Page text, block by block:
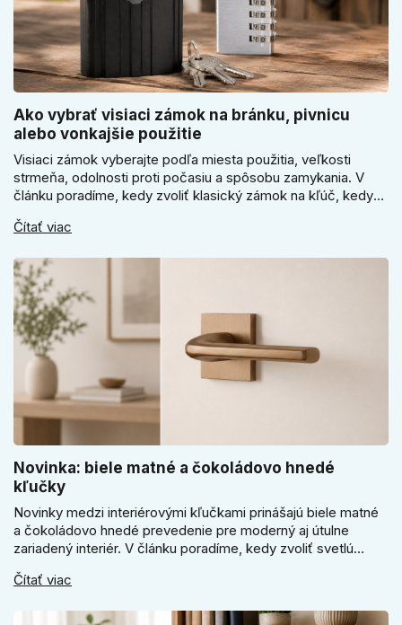
Ako vybrať visiaci zámok na bránku, pivnicu
alebo vonkajšie použitie
Visiaci zámok vyberajte podľa miesta použitia, veľkosti
strmeňa, odolnosti proti počasiu a spôsobu zamykania. V
článku poradíme, kedy zvoliť klasický zámok na kľúč, kedy
sa pri bránke, pivnici alebo záhradnom domčeku neoplatí
Čítať viac
Novinka: biele matné a čokoládovo hnedé
kľučky
Novinky medzi interiérovými kľučkami prinášajú biele matné
a čokoládovo hnedé prevedenie pre moderný aj útulne
zariadený interiér. V článku poradíme, kedy zvoliť svetlú
ako vyberať medzi okrúhlym a štvorcovým štítom. Nové
Čítať viac